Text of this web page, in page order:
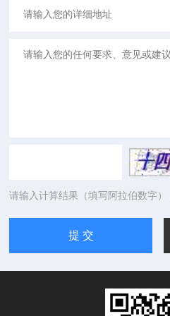
请输入计算结果（填写阿拉伯数字